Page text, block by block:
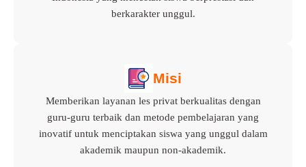
berkarakter unggul.
Misi
Memberikan layanan les privat berkualitas dengan
guru-guru terbaik dan metode pembelajaran yang
inovatif untuk menciptakan siswa yang unggul dalam
akademik maupun non-akademik.